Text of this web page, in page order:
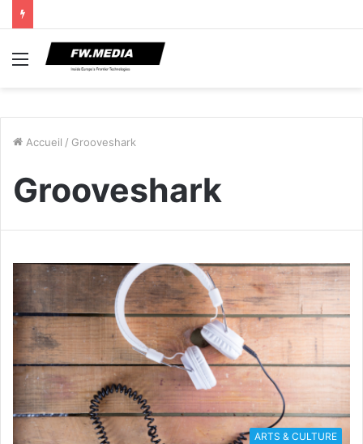
Menu
Accueil / Grooveshark
Grooveshark
ARTS & CULTURE